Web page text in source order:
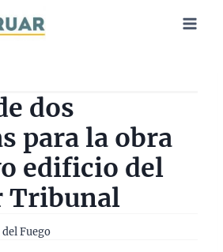
dos
para la obra
edificio del
Tribunal
Fuego